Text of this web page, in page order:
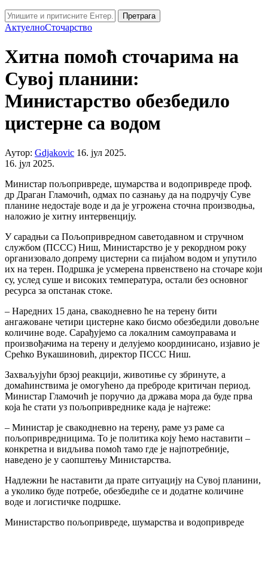
Претрага
АктуелноСточарство
Хитна помоћ сточарима на
Сувој планини:
Министарство обезбедило
цистерне са водом
Аутор: Gdjakovic 16. јул 2025.
16. јул 2025.
Министар пољопривреде, шумарства и водопривреде проф.
др Драган Гламочић, одмах по сазнању да на подручју Суве
планине недостаје воде и да је угрожена сточна производња,
наложио је хитну интервенцију.
У сарадњи са Пољопривредном саветодавном и стручном
службом (ПССС) Ниш, Министарство је у рекордном року
организовало допрему цистерни са пијаћом водом и упутило
их на терен. Подршка је усмерена првенствено на сточаре који
су, услед суше и високих температура, остали без основног
ресурса за опстанак стоке.
– Наредних 15 дана, свакодневно ће на терену бити
ангажоване четири цистерне како бисмо обезбедили довољне
количине воде. Сарађујемо са локалним самоуправама и
произвођачима на терену и делујемо координисано, изјавио је
Срећко Вукашиновић, директор ПССС Ниш.
Захваљујући брзој реакцији, животиње су збринуте, а
домаћинствима је омогућено да преброде критичан период.
Министар Гламочић је поручио да држава мора да буде прва
која ће стати уз пољопривреднике када је најтеже:
– Министар је свакодневно на терену, раме уз раме са
пољопривредницима. То је политика коју ћемо наставити –
конкретна и видљива помоћ тамо где је најпотребније,
наведено је у саопштењу Министарства.
Надлежни ће наставити да прате ситуацију на Сувој планини,
а уколико буде потребе, обезбедиће се и додатне количине
воде и логистичке подршке.
Министарство пољопривреде, шумарства и водопривреде